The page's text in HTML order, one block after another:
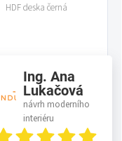
HDF deska černá
Ing. Ana
Lukačová
návrh moderního
interiéru